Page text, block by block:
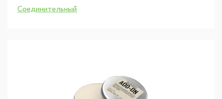
Соединительный